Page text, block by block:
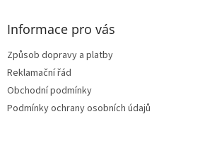
Informace pro vás
Způsob dopravy a platby
Reklamační řád
Obchodní podmínky
Podmínky ochrany osobních údajů